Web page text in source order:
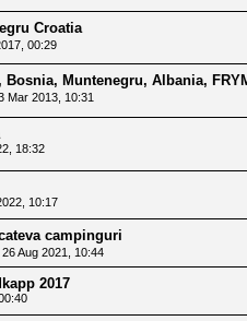
Croatia
00:29
Muntenegru, Albania,
Mar 2013, 10:31
18:32
10:17
campinguri
26 Aug 2021, 10:44
2017